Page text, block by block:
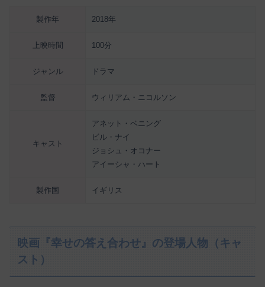
製作年 2018年
上映時間 100分
ジャンル ドラマ
監督 ウィリアム・ニコルソン
キャスト
アネット・ベニング
ビル・ナイ
ジョシュ・オコナー
アイーシャ・ハート
製作国 イギリス
映画『幸せの答え合わせ』の登場人物（キャ
スト）